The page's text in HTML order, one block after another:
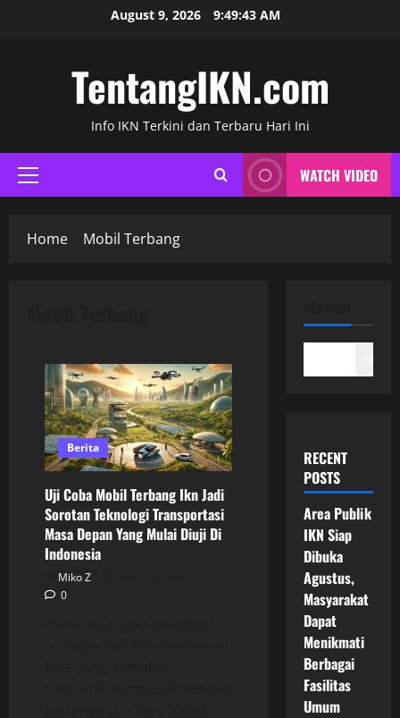
August 9, 2026 9:49:43 AM
TentangIKN.com
Info IKN Terkini dan Terbaru Hari Ini
Primary
Menu
WATCH VIDEO
Home Mobil Terbang
Berita
Uji Coba Mobil Terbang Ikn Jadi
Sorotan Teknologi Transportasi
Masa Depan Yang Mulai Diuji Di
Indonesia
Miko Z
0
RECENT
POSTS
Area Publik
IKN Siap
Dibuka
Agustus,
Masyarakat
Dapat
Menikmati
Berbagai
Fasilitas
Umum